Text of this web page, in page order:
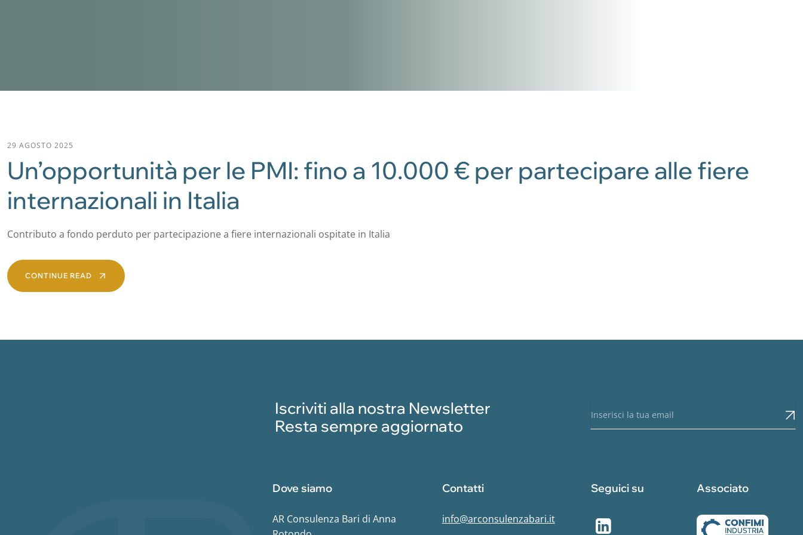
29 AGOSTO 2025
Un’opportunità per le PMI: fino a 10.000 € per partecipare alle fiere
internazionali in Italia
Contributo a fondo perduto per partecipazione a fiere internazionali ospitate in Italia
CONTINUE READ
Iscriviti alla nostra Newsletter
Resta sempre aggiornato
Dove siamo
AR Consulenza Bari di Anna
Contatti
info@arconsulenzabari.it
Seguici su Associato